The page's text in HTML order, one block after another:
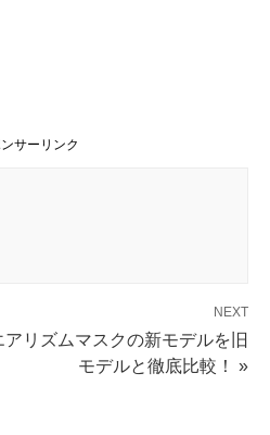
サーリンク
NEXT
リズムマスクの新モデルを旧
モデルと徹底比較！ »